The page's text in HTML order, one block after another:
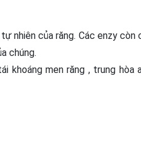
nhiên của răng. Các enzy còn
chúng.
khoáng men răng , trung hòa